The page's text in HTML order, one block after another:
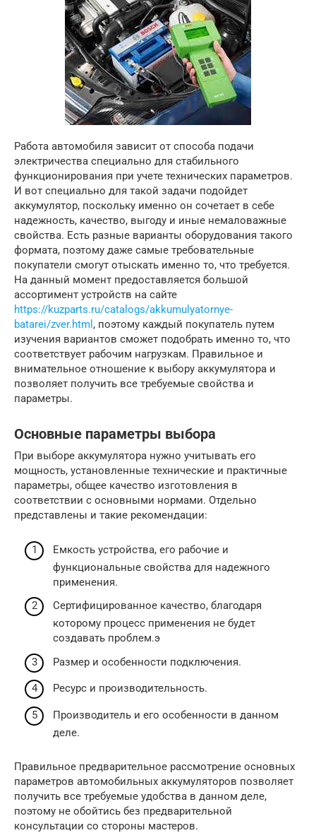
Работа автомобиля зависит от способа подачи
электричества специально для стабильного
функционирования при учете технических параметров.
И вот специально для такой задачи подойдет
аккумулятор, поскольку именно он сочетает в себе
надежность, качество, выгоду и иные немаловажные
свойства. Есть разные варианты оборудования такого
формата, поэтому даже самые требовательные
покупатели смогут отыскать именно то, что требуется.
На данный момент предоставляется большой
ассортимент устройств на сайте
https://kuzparts.ru/catalogs/akkumulyatornye-
batarei/zver.html , поэтому каждый покупатель путем
изучения вариантов сможет подобрать именно то, что
соответствует рабочим нагрузкам. Правильное и
внимательное отношение к выбору аккумулятора и
позволяет получить все требуемые свойства и
параметры.
Основные параметры выбора
При выборе аккумулятора нужно учитывать его
мощность, установленные технические и практичные
параметры, общее качество изготовления в
соответствии с основными нормами. Отдельно
представлены и такие рекомендации:
Емкость устройства, его рабочие и
функциональные свойства для надежного
применения.
Сертифицированное качество, благодаря
которому процесс применения не будет
создавать проблем.э
Размер и особенности подключения.
Ресурс и производительность.
Производитель и его особенности в данном
деле.
Правильное предварительное рассмотрение основных
параметров автомобильных аккумуляторов позволяет
получить все требуемые удобства в данном деле,
поэтому не обойтись без предварительной
консультации со стороны мастеров.